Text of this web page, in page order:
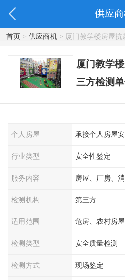
供应
首页> 供应商机> 厦门教学楼房屋抗
厦门教学
三方检测
个人房屋 承接个人房屋
行业类型 安全性鉴定
服务内容 房屋、厂房、
检测机构 第三方
适用范围 危房、农村房
检测类型 安全质量检测
检测方式 现场鉴定